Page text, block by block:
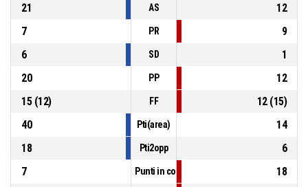
21
AS
12
7
PR
9
6
SD
1
20
PP
12
15(12) FF 12(15)
40
Pti(area)
14
18
Pti2opp
6
7
Punti in contropiede
18